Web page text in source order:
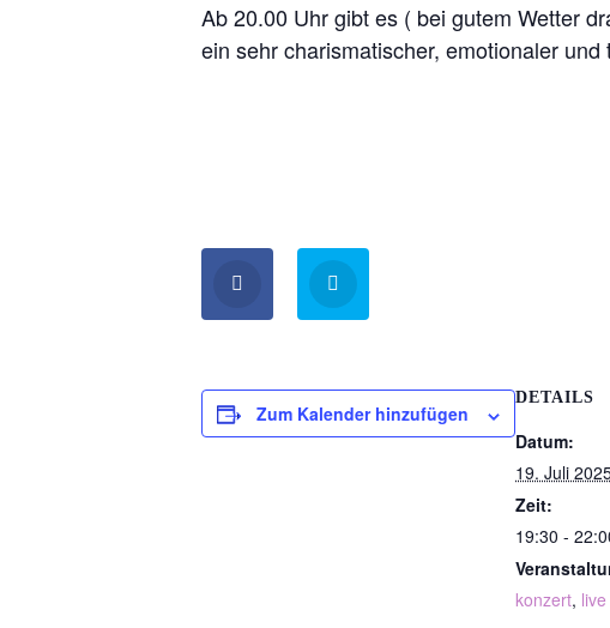
Ab 20.00 Uhr gibt es ( bei gutem Wetter
ein sehr charismatischer, emotionaler
Zum Kalender hinzufügen
DETAILS
Datum:
19. Juli
Zeit:
19:30 -
konzert,